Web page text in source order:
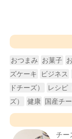
おつまみ お菓子
ズケーキ
ビジネス
ドチーズ）
レシピ
ズ）
健康 国産チ
チー